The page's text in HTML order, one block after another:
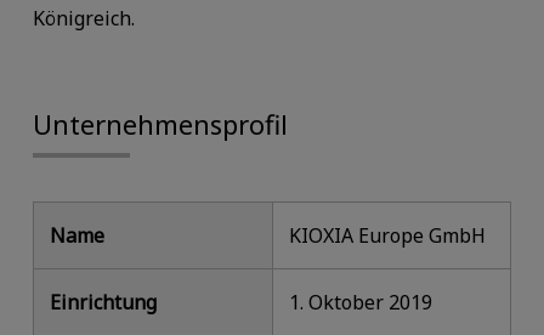
Königreich.
Unternehmensprofil
Name KIOXIA Europe GmbH
Einrichtung 1. Oktober 2019